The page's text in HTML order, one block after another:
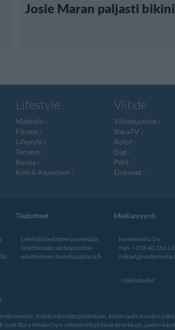
Josie Maran paljasti
Lifestyle
Matkailu
Fitness
Lifestyle
Terveys
Ruoka
Koti & Asuminen
Viihde
Viihdeuutiset
StaraTV
Autot
Digi
Pelit
Elokuvat
.
Tiedotteet
Lehdistötiedotteet pyydetään
lähettämään sähköpostitse
osoitteeseen toimitus@stara.fi
Mediamyynti
Nostemedia Oy
Puh. +358 40 356
Mediatiedot
Kaikki oikeudet pidätetään. Materiaalin luvaton
Stara Media Oy:n rekisteröityjä tavaramerkkejä, joiden